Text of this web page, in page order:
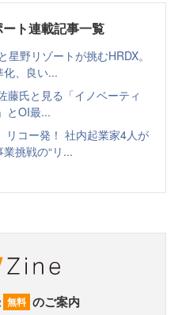
ト連載記事一覧
野リゾートが挑むHRDX。
、良い...
藤氏と見る「イノベーティ
とOI最...
リコー発！ 社内起業家4人が
挑戦の“リ...
無料 のご案内